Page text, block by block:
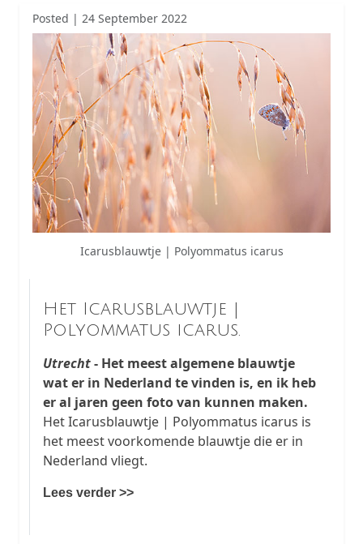
Posted | 24 September 2022
Icarusblauwtje | Polyommatus icarus
Het Icarusblauwtje |
Polyommatus icarus.
Utrecht- Het meest algemene blauwtje
wat er in Nederland te vinden is, en ik heb
er al jaren geen foto van kunnen maken.
Het Icarusblauwtje | Polyommatus icarus is
het meest voorkomende blauwtje die er in
Nederland vliegt.
Lees verder >>